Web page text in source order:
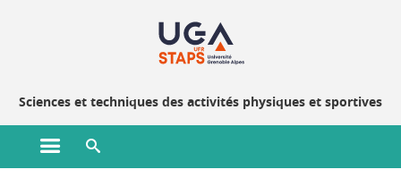
Sciences et techniques des activités physiques et sportives
Ouvrir le menu principal